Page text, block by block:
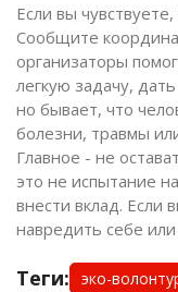
Если вы
Сообщите
организаторы
легкую задачу,
но бывает, что
болезни, травмы
Главное - не
это не испытание
внести вклад. Если
навредить себе
Теги: эко-